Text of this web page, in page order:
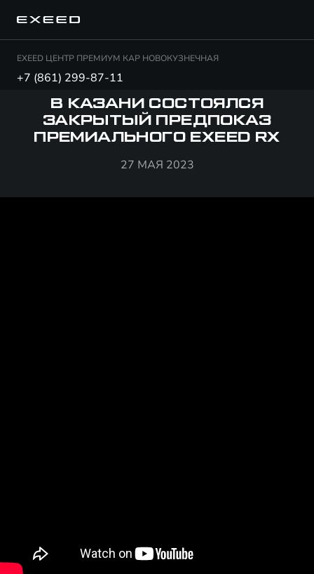
EXEED ЦЕНТР ПРЕМИУМ КАР НОВОКУЗНЕЧНАЯ
+7 (861) 299-87-11
В КАЗАНИ СОСТОЯЛСЯ
ЗАКРЫТЫЙ ПРЕДПОКАЗ
ПРЕМИАЛЬНОГО EXEED RX
27 МАЯ 2023